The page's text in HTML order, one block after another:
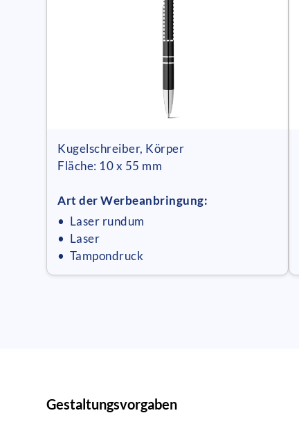
Kugelschreiber, Körper
Fläche: 10 x 55 mm
Art der Werbeanbringung:
• Laser rundum
• Laser
• Tampondruck
Gestaltungsvorgaben